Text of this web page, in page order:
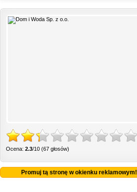
Ocena: 2.3/10 (67 głosów)
Promuj tą stronę w okienku reklamowym!